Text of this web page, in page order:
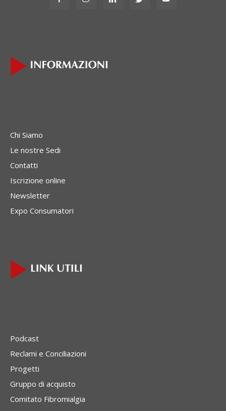
Chi Siamo
Le nostre Sedi
Contatti
Iscrizione online
Newsletter
Expo Consumatori
Podcast
Reclami e Conciliazioni
Progetti
Gruppo di acquisto
Comitato Fibromialgia